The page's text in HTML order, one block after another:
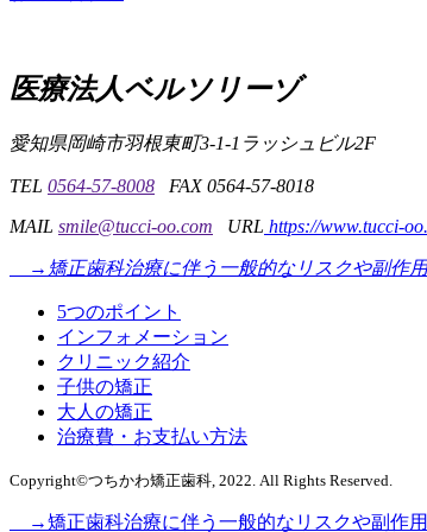
医療法人ベルソリーゾ
愛知県岡崎市羽根東町3-1-1 ラッシュビル2F
TEL 0564-57-8008
FAX 0564-57-8018
MAIL smile@tucci-oo.com URL https://www.tucci-
→矯正歯科治療に伴う一般的なリスクや副作
5つのポイント
インフォメーション
クリニック紹介
子供の矯正
大人の矯正
治療費・お支払い方法
Copyright©つちかわ矯正歯科, 2022. All Rights Reserved.
→矯正歯科治療に伴う一般的なリスクや副作